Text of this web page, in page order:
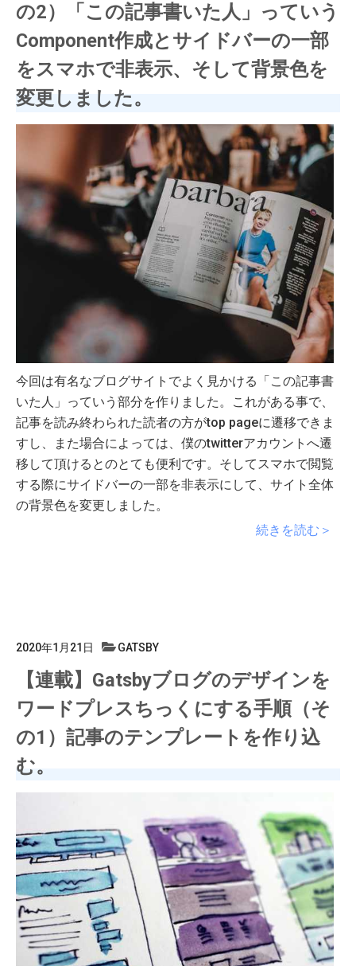
の2）「この記事書いた人」っていう
Component作成とサイドバーの一部
をスマホで非表示、そして背景色を
変更しました。
今回は有名なブログサイトでよく見かける「この記事書
いた人」っていう部分を作りました。これがある事で、
記事を読み終わられた読者の方がtop pageに遷移できま
すし、また場合によっては、僕のtwitterアカウントへ遷
移して頂けるとのとても便利です。そしてスマホで閲覧
する際にサイドバーの一部を非表示にして、サイト全体
の背景色を変更しました。
続きを読む＞
2020年1月21日 GATSBY
【連載】Gatsbyブログのデザインを
ワードプレスちっくにする手順（そ
の1）記事のテンプレートを作り込
む。